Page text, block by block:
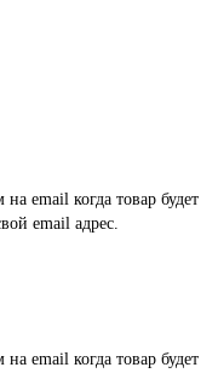
email когда товар будет
email адрес.
email когда товар будет